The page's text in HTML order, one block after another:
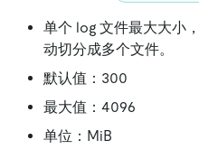
单个 log 文件最大大小
动切分成多个文件。
默认值：300
最大值：4096
单位：MiB